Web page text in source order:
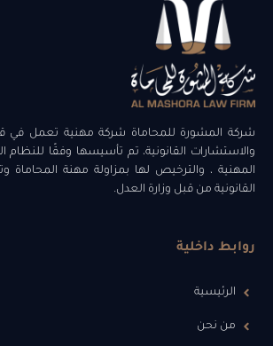
شركة المشورة للمحاماة شركة مهنية تعمل في
والاستشارات القانونية، تم تأسيسها وفقًا للنظام
المهنية ، والترخيص لها بمزاولة مهنة المحاماة
القانونية من قبل وزارة العدل.
روابط داخلية
الرئيسية
من نحن